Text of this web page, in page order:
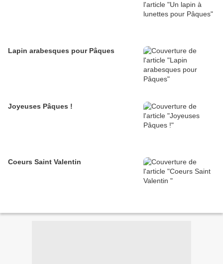
Lapin arabesques pour Pâques
Joyeuses Pâques !
Coeurs Saint Valentin